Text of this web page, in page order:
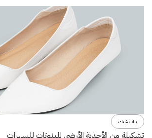
بنات شيك
تشكيلة من الأحذية الأرضي للبنوتات للسهرات